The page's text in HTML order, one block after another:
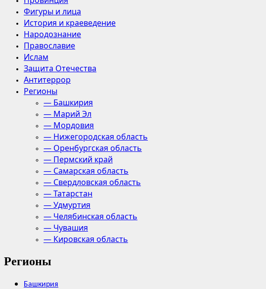
Фигуры и лица
История и краеведение
Народознание
Православие
Ислам
Защита Отечества
Антитеррор
Регионы
— Башкирия
— Марий Эл
— Мордовия
— Нижегородская область
— Оренбургская область
— Пермский край
— Самарская область
— Свердловская область
— Татарстан
— Удмуртия
— Челябинская область
— Чувашия
— Кировская область
Регионы
Башкирия